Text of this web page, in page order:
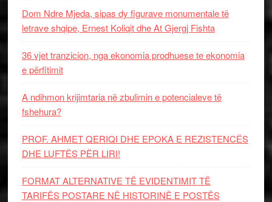
Dom Ndre Mjeda, sipas dy figurave monumentale të
letrave shqipe, Ernest Koliqit dhe At Gjergj Fishta
36 vjet tranzicion, nga ekonomia prodhuese te ekonomia
e përfitimit
A ndihmon krijimtaria në zbulimin e potencialeve të
fshehura?
PROF. AHMET QERIQI DHE EPOKA E REZISTENCЁS
DHE LUFTЁS PЁR LIRI!
FORMAT ALTERNATIVE TË EVIDENTIMIT TË
TARIFËS POSTARE NË HISTORINË E POSTËS